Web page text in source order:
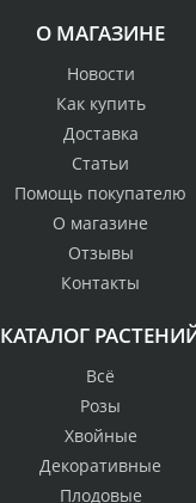
О МАГАЗИНЕ
Новости
Как купить
Доставка
Статьи
Помощь покупателю
О магазине
Отзывы
Контакты
КАТАЛОГ
Всё
Розы
Хвойные
Декоративные
Плодовые